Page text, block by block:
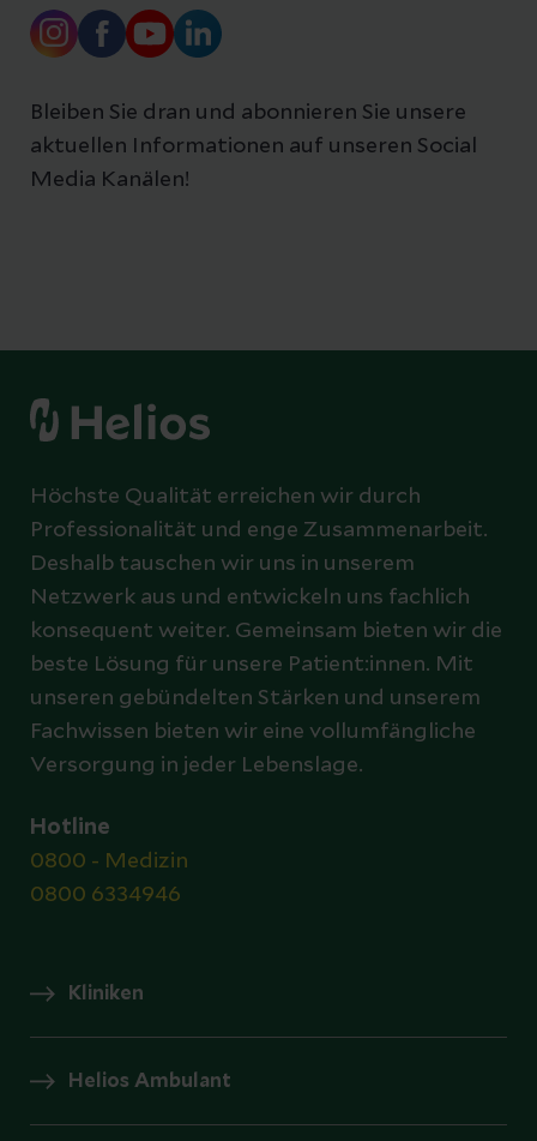
Bleiben Sie dran und abonnieren Sie unsere
aktuellen Informationen auf unseren Social
Media Kanälen!
Höchste Qualität erreichen wir durch
Professionalität und enge Zusammenarbeit.
Deshalb tauschen wir uns in unserem
Netzwerk aus und entwickeln uns fachlich
konsequent weiter. Gemeinsam bieten wir die
beste Lösung für unsere Patient:innen. Mit
unseren gebündelten Stärken und unserem
Fachwissen bieten wir eine vollumfängliche
Versorgung in jeder Lebenslage.
Hotline
0800 - Medizin
0800 6334946
Kliniken
Helios Ambulant